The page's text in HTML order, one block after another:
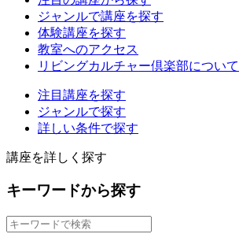
ジャンルで講座を探す
体験講座を探す
教室へのアクセス
リビングカルチャー倶楽部について
注目講座を探す
ジャンルで探す
詳しい条件で探す
講座を詳しく探す
キーワードから探す